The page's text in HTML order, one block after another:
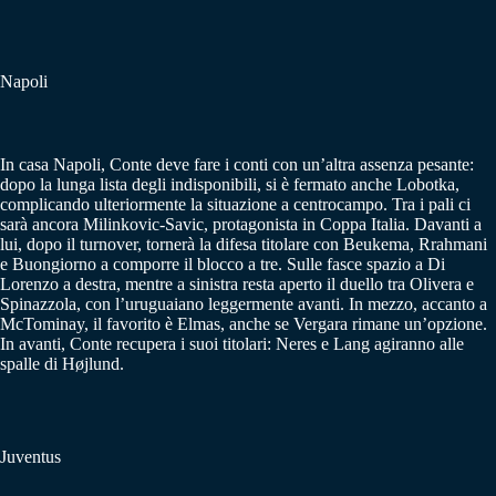
Napoli
In casa Napoli, Conte deve fare i conti con un’altra assenza pesante:
dopo la lunga lista degli indisponibili, si è fermato anche Lobotka,
complicando ulteriormente la situazione a centrocampo. Tra i pali ci
sarà ancora Milinkovic-Savic, protagonista in Coppa Italia. Davanti a
lui, dopo il turnover, tornerà la difesa titolare con Beukema, Rrahmani
e Buongiorno a comporre il blocco a tre. Sulle fasce spazio a Di
Lorenzo a destra, mentre a sinistra resta aperto il duello tra Olivera e
Spinazzola, con l’uruguaiano leggermente avanti. In mezzo, accanto a
McTominay, il favorito è Elmas, anche se Vergara rimane un’opzione.
In avanti, Conte recupera i suoi titolari: Neres e Lang agiranno alle
spalle di Højlund.
Juventus